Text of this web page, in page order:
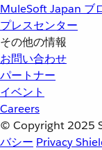
MuleSoft Japan ブ
プレスセンター
その他の情報
お問い合わせ
パートナー
イベント
Careers
© Copyright 2025
バシー Privacy